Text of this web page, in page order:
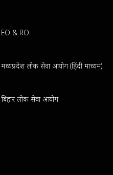
EO & RO
मध्यप्रदेश लोक सेवा आयोग (हिंदी माध्यम)
बिहार लोक सेवा आयोग